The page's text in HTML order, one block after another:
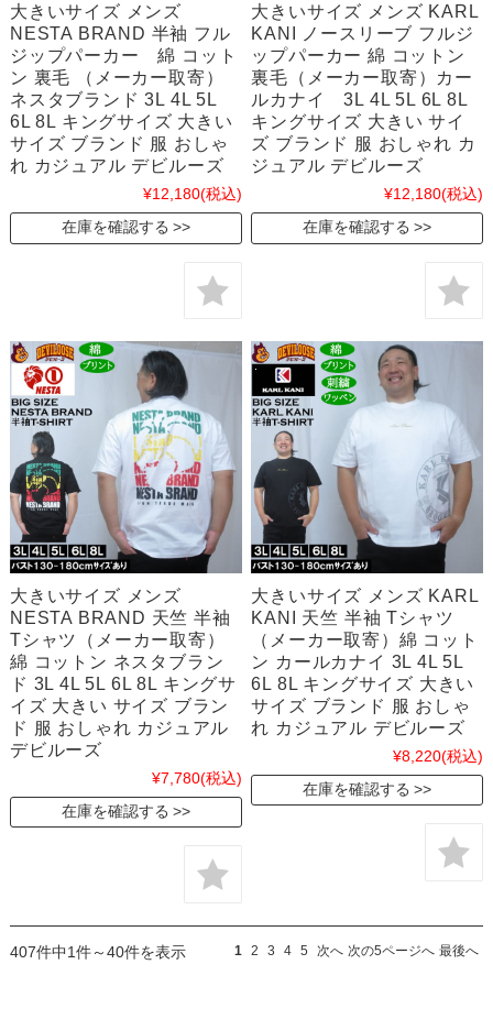
大きいサイズ メンズ
NESTA BRAND 半袖 フル
ジップパーカー 綿 コット
ン 裏毛 （メーカー取寄）
ネスタブランド 3L 4L 5L
6L 8L キングサイズ 大きい
サイズ ブランド 服 おしゃ
れ カジュアル デビルーズ
¥12,180(税込)
在庫を確認する
大きいサイズ メンズ KARL
KANI ノースリーブ フルジ
ップパーカー 綿 コットン
裏毛（メーカー取寄）カー
ルカナイ 3L 4L 5L 6L 8L
キングサイズ 大きい サイ
ズ ブランド 服 おしゃれ カ
ジュアル デビルーズ
¥12,180(税込)
在庫を確認する
大きいサイズ メンズ
NESTA BRAND 天竺 半袖
Tシャツ（メーカー取寄）
綿 コットン ネスタブラン
ド 3L 4L 5L 6L 8L キングサ
イズ 大きい サイズ ブラン
ド 服 おしゃれ カジュアル
デビルーズ
¥7,780(税込)
在庫を確認する
大きいサイズ メンズ KARL
KANI 天竺 半袖 Tシャツ
（メーカー取寄）綿 コット
ン カールカナイ 3L 4L 5L
6L 8L キングサイズ 大きい
サイズ ブランド 服 おしゃ
れ カジュアル デビルーズ
¥8,220(税込)
在庫を確認する
407件中1件～40件を表示 1 2 3 4 5 次へ 次の5ページへ 最後へ